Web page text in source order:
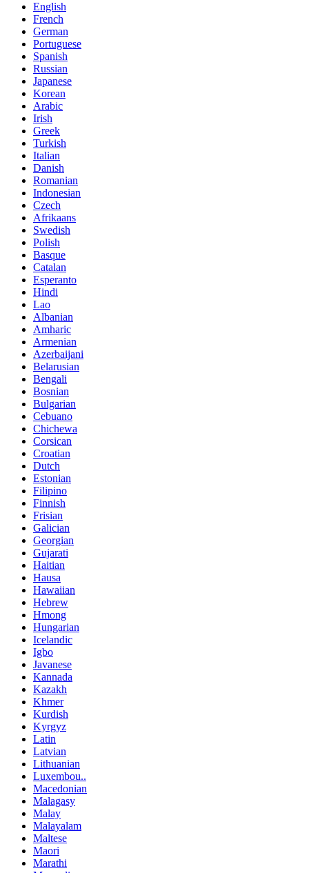
English
French
German
Portuguese
Spanish
Russian
Japanese
Korean
Arabic
Irish
Greek
Turkish
Italian
Danish
Romanian
Indonesian
Czech
Afrikaans
Swedish
Polish
Basque
Catalan
Esperanto
Hindi
Lao
Albanian
Amharic
Armenian
Azerbaijani
Belarusian
Bengali
Bosnian
Bulgarian
Cebuano
Chichewa
Corsican
Croatian
Dutch
Estonian
Filipino
Finnish
Frisian
Galician
Georgian
Gujarati
Haitian
Hausa
Hawaiian
Hebrew
Hmong
Hungarian
Icelandic
Igbo
Javanese
Kannada
Kazakh
Khmer
Kurdish
Kyrgyz
Latin
Latvian
Lithuanian
Luxembou..
Macedonian
Malagasy
Malay
Malayalam
Maltese
Maori
Marathi